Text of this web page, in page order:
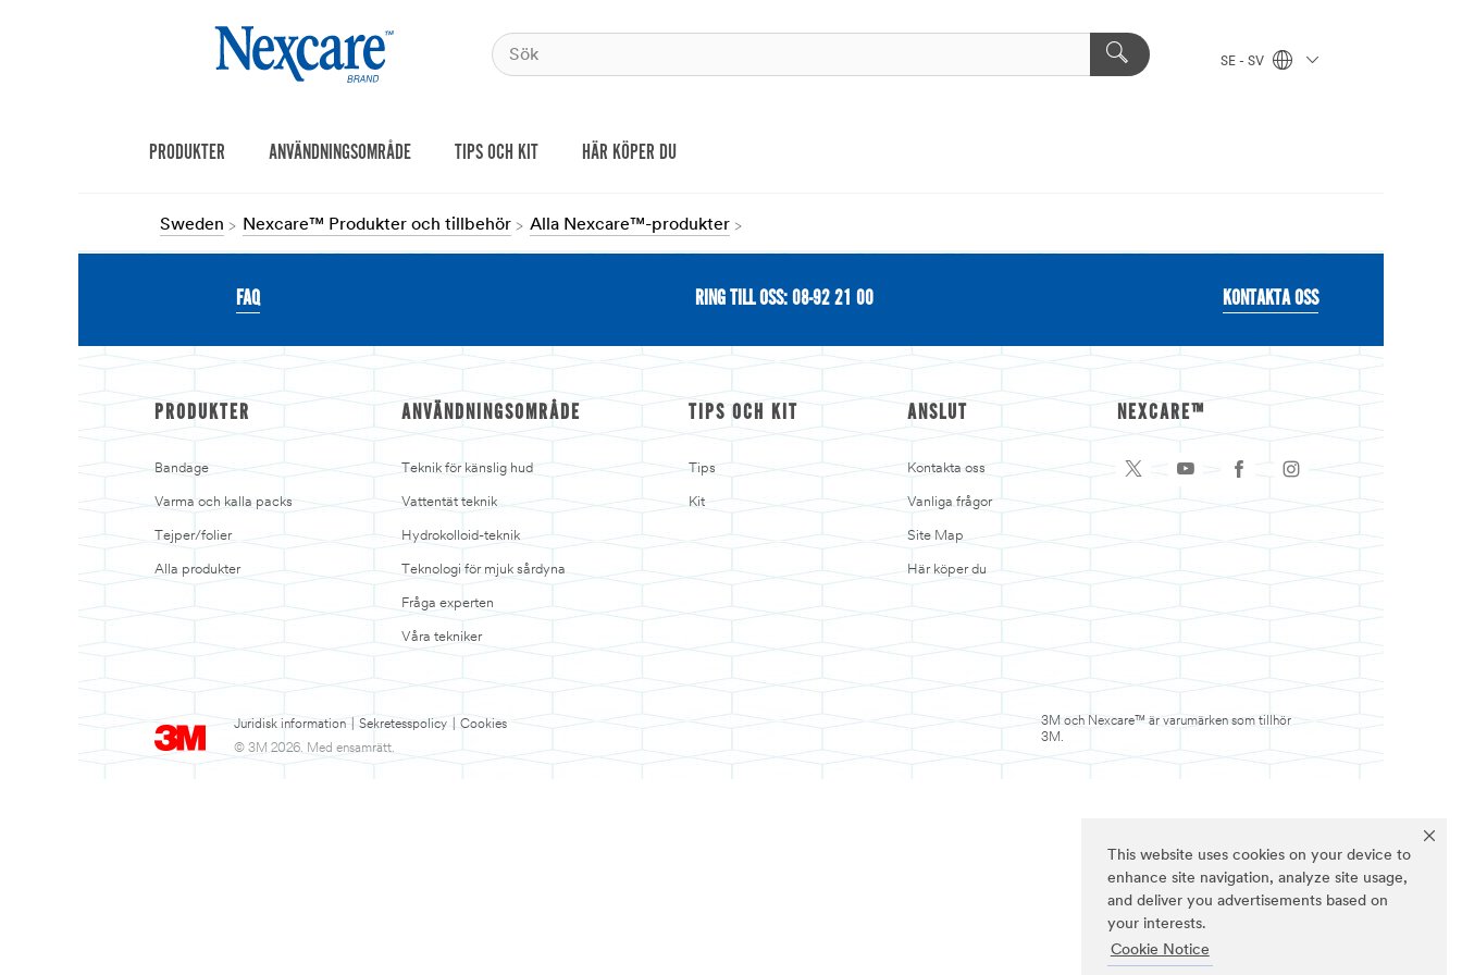
This website uses cookies on your device to
enhance site navigation, analyze site usage,
and deliver you advertisements based on
your interests.
Cookie Notice
SE - SV
PRODUKTER ANVÄNDNINGSOMRÅDE TIPS OCH KIT HÄR KÖPER DU
Sweden Nexcare™ Produkter och tillbehör Alla Nexcare™-produkter
FAQ RING TILL OSS: 08-92 21 00 KONTAKTA OSS
PRODUKTER
Bandage
Varma och kalla packs
Tejper/folier
Alla produkter
ANVÄNDNINGSOMRÅDE
Teknik för känslig hud
Vattentät teknik
Hydrokolloid-teknik
Teknologi för mjuk sårdyna
Fråga experten
Våra tekniker
TIPS OCH KIT
Tips
Kit
ANSLUT
Kontakta oss
Vanliga frågor
Site Map
Här köper du
Juridisk information Sekretesspolicy
Cookies
© 3M 2026. Med ensamrätt.
NEXCARE™
3M och Nexcare™ är varumärken som tillhör
3M.